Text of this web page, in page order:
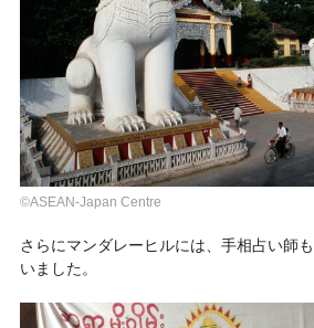
©ASEAN-Japan Centre
さらにマンダレーヒルには、手相占い師
いました。